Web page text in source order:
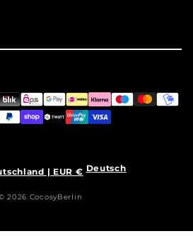
Zahlungsarten
| EUR € Deutsch
2026 CocosyBerlin